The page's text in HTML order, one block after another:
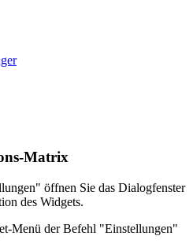
Matrix
öffnen Sie das Dialogfenster
des Widgets.
Menü der Befehl "Einstellungen"